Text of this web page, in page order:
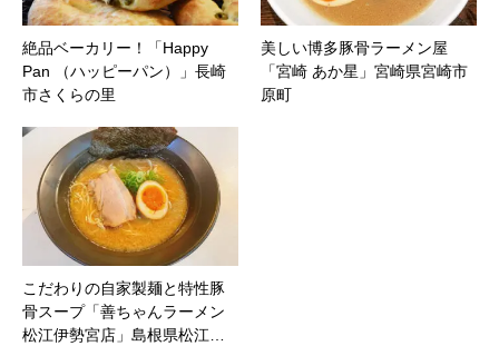
絶品ベーカリー！「Happy
Pan （ハッピーパン）」長崎
市さくらの里
美しい博多豚骨ラーメン屋
「宮崎 あか星」宮崎県宮崎市
原町
こだわりの自家製麺と特性豚
骨スープ「善ちゃんラーメン
松江伊勢宮店」島根県松江…